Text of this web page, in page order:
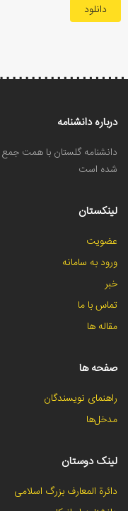
دانلود
درباره دانشنامه
دانشنامه گلستان با همت
شده است
لینکستان
عضویت
ورود به سامانه
خبر
تماس با ما
مقاله ها
صفحه ها
راهنمای نویسندگان
مدخل‌ها
لینک دوستان
دائرة المعارف بزرگ اسلامی